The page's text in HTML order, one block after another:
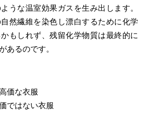
うな温室効果ガスを生み出します。
然繊維を染色し漂白するために化学
もしれず、残留化学物質は最終的に
あるのです。
価な衣服
はない衣服